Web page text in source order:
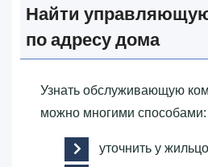
Найти
по адресу дома
Узнать обслуживающую
можно многими способами:
уточнить у